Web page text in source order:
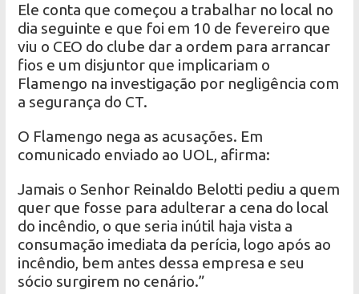
Ele conta que começou a trabalhar no local no
dia seguinte e que foi em 10 de fevereiro que
viu o CEO do clube dar a ordem para arrancar
fios e um disjuntor que implicariam o
Flamengo na investigação por negligência com
a segurança do CT.
O Flamengo nega as acusações. Em
comunicado enviado ao UOL, afirma:
Jamais o Senhor Reinaldo Belotti pediu a quem
quer que fosse para adulterar a cena do local
do incêndio, o que seria inútil haja vista a
consumação imediata da perícia, logo após ao
incêndio, bem antes dessa empresa e seu
sócio surgirem no cenário.”